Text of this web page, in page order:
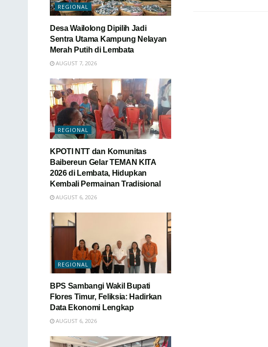
REGIONAL
Desa Wailolong Dipilih Jadi
Sentra Utama Kampung Nelayan
Merah Putih di Lembata
AUGUST 7, 2026
REGIONAL
KPOTI NTT dan Komunitas
Baibereun Gelar TEMAN KITA
2026 di Lembata, Hidupkan
Kembali Permainan Tradisional
AUGUST 6, 2026
REGIONAL
BPS Sambangi Wakil Bupati
Flores Timur, Feliksia: Hadirkan
Data Ekonomi Lengkap
AUGUST 6, 2026